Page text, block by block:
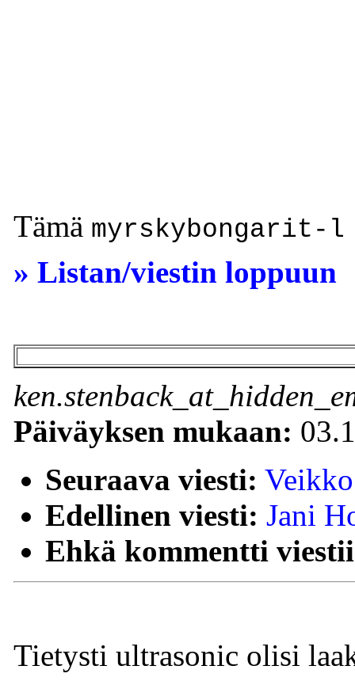
Tämä
» Listan/viestin loppuun
Päiväyksen mukaan:
Seuraava viesti:
Edellinen viesti: Jani
Ehkä kommentti
Tietysti ultrasonic olisi